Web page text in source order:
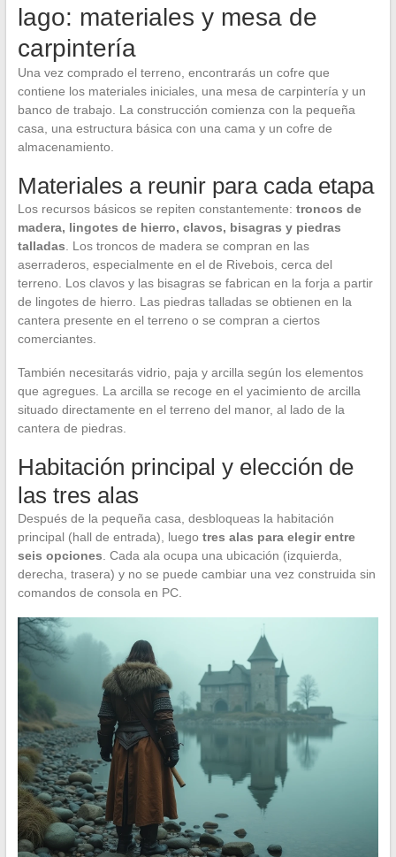
lago: materiales y mesa de
carpintería
Una vez comprado el terreno, encontrarás un cofre que
contiene los materiales iniciales, una mesa de carpintería y un
banco de trabajo. La construcción comienza con la pequeña
casa, una estructura básica con una cama y un cofre de
almacenamiento.
Materiales a reunir para cada etapa
Los recursos básicos se repiten constantemente: troncos de
madera, lingotes de hierro, clavos, bisagras y piedras
talladas . Los troncos de madera se compran en las
aserraderos, especialmente en el de Rivebois, cerca del
terreno. Los clavos y las bisagras se fabrican en la forja a partir
de lingotes de hierro. Las piedras talladas se obtienen en la
cantera presente en el terreno o se compran a ciertos
comerciantes.
También necesitarás vidrio, paja y arcilla según los elementos
que agregues. La arcilla se recoge en el yacimiento de arcilla
situado directamente en el terreno del manor, al lado de la
cantera de piedras.
Habitación principal y elección de
las tres alas
Después de la pequeña casa, desbloqueas la habitación
principal (hall de entrada), luego tres alas para elegir entre
seis opciones . Cada ala ocupa una ubicación (izquierda,
derecha, trasera) y no se puede cambiar una vez construida sin
comandos de consola en PC.